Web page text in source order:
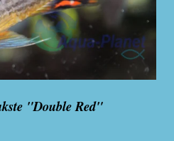
"Double Red"